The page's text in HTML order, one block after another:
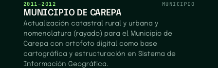
2011–2012 MUNICIPIO
MUNICIPIO DE CAREPA
Actualización catastral rural y urbana y
nomenclatura (rayado) para el Municipio de
Carepa con ortofoto digital como base
cartográfica y estructuración en Sistema de
Información Geográfica.